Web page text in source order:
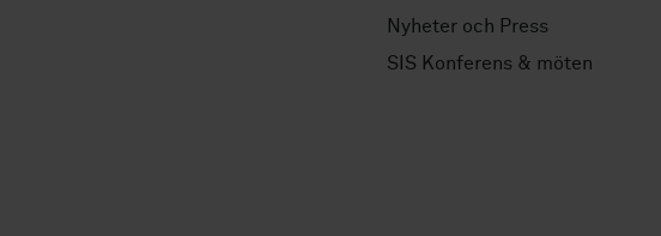
Nyheter och Press
SIS Konferens & möten